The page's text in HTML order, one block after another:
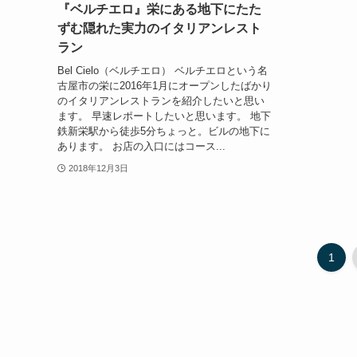
『ベルチエロ』栄にある地下にたた
ずむ隠れた実力のイタリアンレスト
ラン
Bel Cielo（ベルチエロ） ベルチエロという名
古屋市の栄に2016年1月にオープンしたばかり
のイタリアンレストランを紹介したいと思い
ます。 早速レポートしたいと思います。 地下
鉄新栄駅から徒歩5分ちょっと。ビルの地下に
あります。 お店の入口にはコース...
2018年12月3日
1